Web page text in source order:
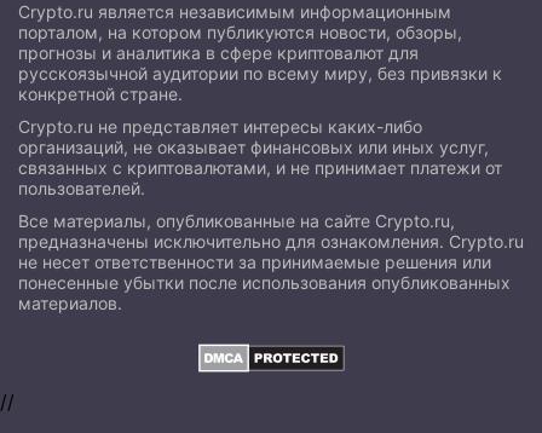
Crypto.ru является независимым информационным
порталом, на котором публикуются новости, обзоры,
прогнозы и аналитика в сфере криптовалют для
русскоязычной аудитории по всему миру, без привязки к
конкретной стране.
Crypto.ru не представляет интересы каких-либо
организаций, не оказывает финансовых или иных услуг,
связанных с криптовалютами, и не принимает платежи от
пользователей.
Все материалы, опубликованные на сайте Crypto.ru,
предназначены исключительно для ознакомления. Crypto.ru
не несет ответственности за принимаемые решения или
понесенные убытки после использования опубликованных
материалов.
//